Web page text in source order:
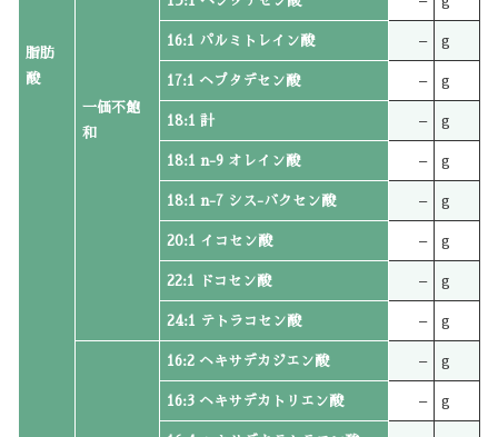
脂肪
酸
一価不飽
和
16:1 パルミトレイン酸 – g
17:1 ヘプタデセン酸 – g
18:1 計 – g
18:1 n-9 オレイン酸 – g
18:1 n-7 シス-バクセン酸 – g
20:1 イコセン酸 – g
22:1 ドコセン酸 – g
24:1 テトラコセン酸 – g
16:2 ヘキサデカジエン酸 – g
16:3 ヘキサデカトリエン酸 – g